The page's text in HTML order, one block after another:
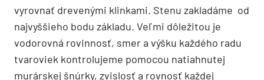
vyrovnať drevenými klinkami. Stenu zakladáme od
najvyššieho bodu základu. Veľmi dôležitou je
vodorovná rovinnosť, smer a výšku každého radu
tvaroviek kontrolujeme pomocou natiahnutej
murárskej šnúrky, zvislosť a rovnosť každej